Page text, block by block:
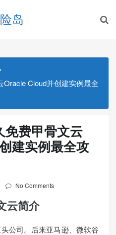
岛
Cloud并创建实例最全
免费甲骨文云
建实例最全攻
No Comments
云简介
公司。后来亚马逊、微软谷